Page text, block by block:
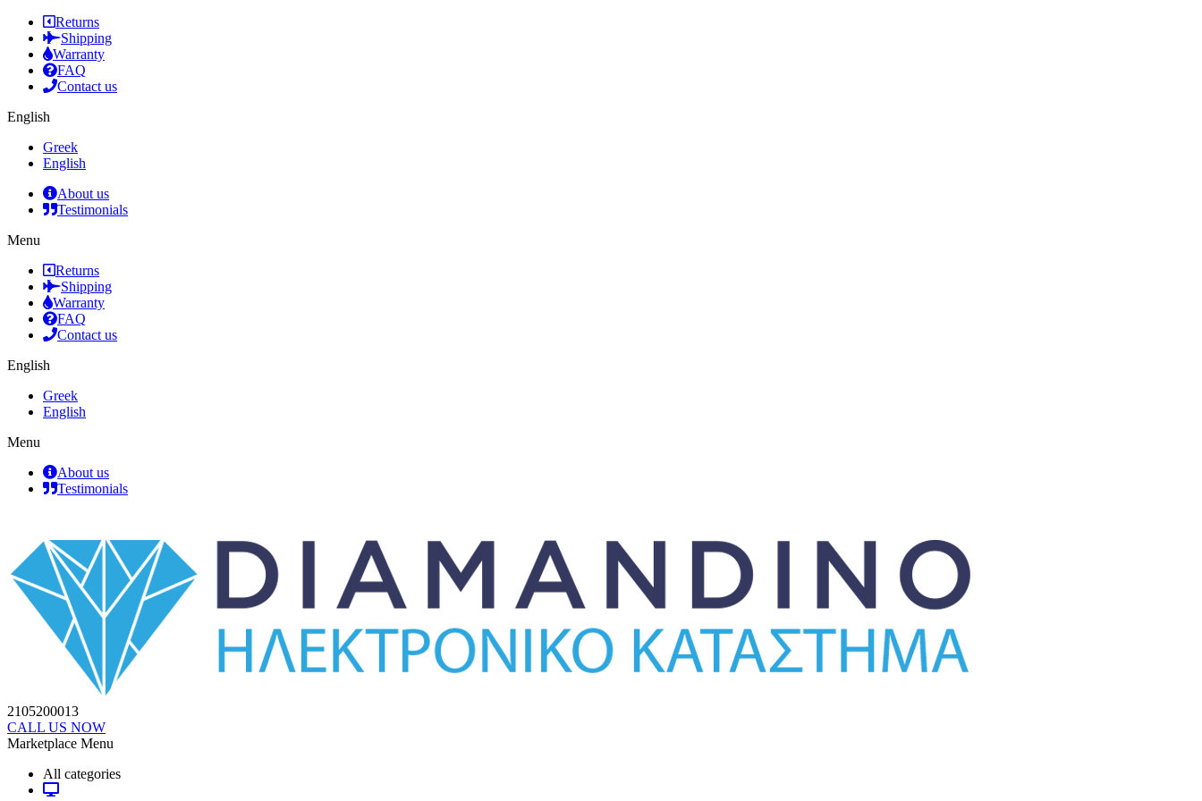
Returns
Shipping
Warranty
FAQ
Contact us
English
Greek
English
About us
Testimonials
Menu
Returns
Shipping
Warranty
FAQ
Contact us
English
Greek
English
Menu
About us
Testimonials
2105200013
CALL US NOW
Marketplace Menu
All categories